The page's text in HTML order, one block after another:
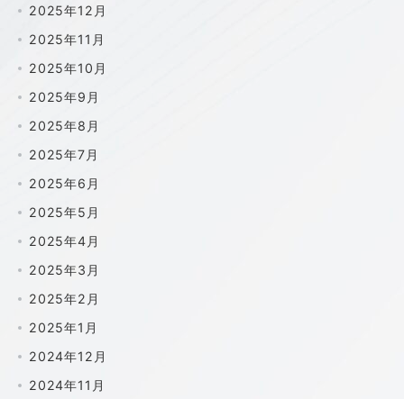
2025年12月
2025年11月
2025年10月
2025年9月
2025年8月
2025年7月
2025年6月
2025年5月
2025年4月
2025年3月
2025年2月
2025年1月
2024年12月
2024年11月